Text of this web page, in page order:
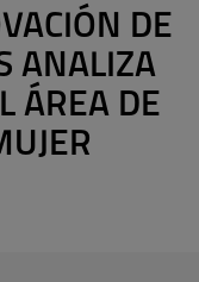
DE
ANALIZA
ÁREA DE